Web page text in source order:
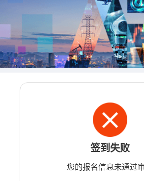
签到失败
您的报名信息未通过